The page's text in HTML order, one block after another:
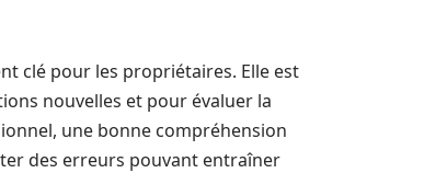
clé pour les propriétaires. Elle est
nouvelles et pour évaluer la
une bonne compréhension
des erreurs pouvant entraîner